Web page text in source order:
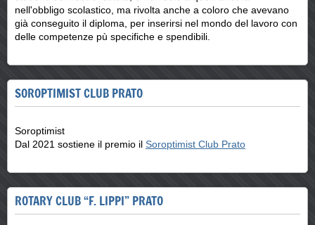
nell'obbligo scolastico, ma rivolta anche a coloro che avevano
già conseguito il diploma, per inserirsi nel mondo del lavoro con
delle competenze pù specifiche e spendibili.
SOROPTIMIST CLUB PRATO
Soroptimist
Dal 2021 sostiene il premio il Soroptimist Club Prato
ROTARY CLUB “F. LIPPI” PRATO